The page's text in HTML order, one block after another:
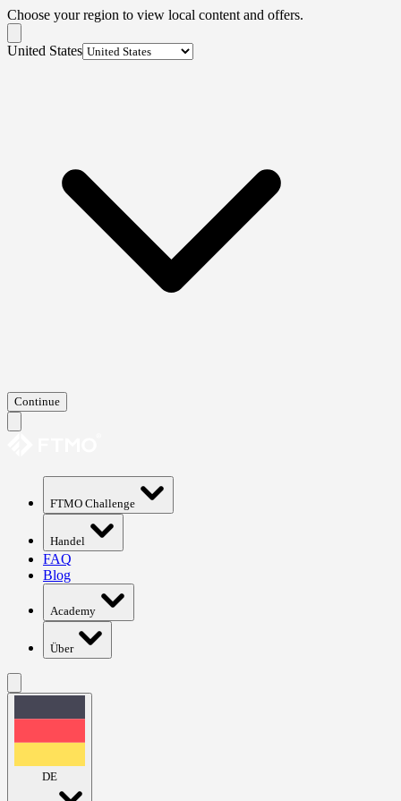
Choose your region to view local content and offers.
United States
Continue
FTMO Challenge
Handel
FAQ
Blog
Academy
Über
DE